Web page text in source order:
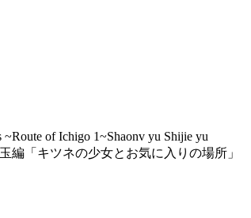
~Route of Ichigo 1~Shaonv yu Shijie yu
「キツネの少女とお気に入りの場所」